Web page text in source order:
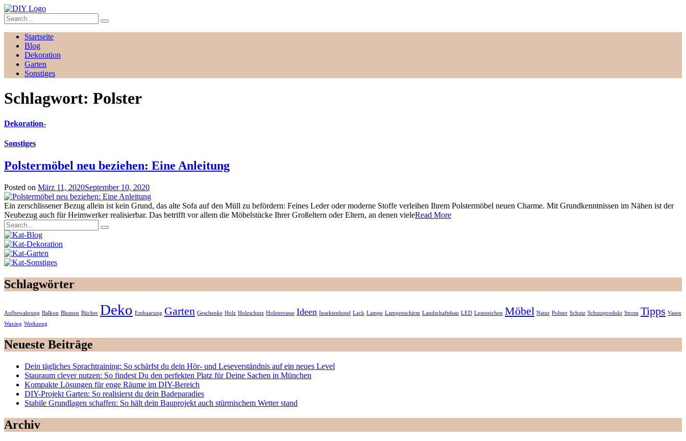
Startseite
Blog
Dekoration
Garten
Sonstiges
Schlagwort: Polster
Dekoration-
Sonstiges
Polstermöbel neu beziehen: Eine Anleitung
Posted on März 11, 2020September 10, 2020
Ein zerschlissener Bezug allein ist kein Grund, das alte Sofa auf den Müll zu befördern: Feines Leder oder moderne Stoffe verleihen Ihrem Polstermöbel neuen Charme. Mit Grundkenntnissen im Nähen ist der
Neubezug auch für Heimwerker realisierbar. Das betrifft vor allem die Möbelstücke Ihrer Großeltern oder Eltern, an denen vieleRead More
Schlagwörter
Aufbewahrung Balkon Blumen Bücher Deko Enthaarung Garten Geschenke Holz Holzschutz Holzterrasse Ideen Insektenhotel Lack Lampe Lampenschirm Landschaftsbau LED Lesezeichen Möbel Natur Polster Schutz Schutzprodukt Strom Tipps Vasen
Waxing Werkzeug
Neueste Beiträge
Dein tägliches Sprachtraining: So schärfst du dein Hör- und Leseverständnis auf ein neues Level
Stauraum clever nutzen: So findest Du den perfekten Platz für Deine Sachen in München
Kompakte Lösungen für enge Räume im DIY-Bereich
DIY-Projekt Garten: So realisierst du dein Badeparadies
Stabile Grundlagen schaffen: So hält dein Bauprojekt auch stürmischem Wetter stand
Archiv